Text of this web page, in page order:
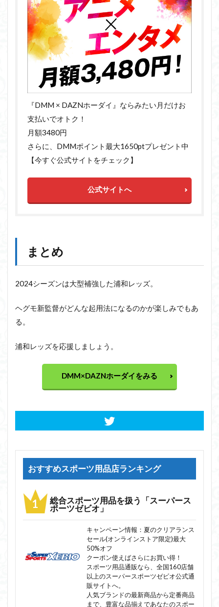
『DMM × DAZNホーダイ』ならみたい月だけお
支払いでオトク！
月額3480円
さらに、DMMポイント最大1650ptプレゼント中
【今すぐ公式サイトをチェック】
公式サイトへ
まとめ
2024シーズンは大型補強した浦和レッズ。
ヘグモ新監督がどんな起用法になるのかが楽しみでもあ
る。
浦和レッズを応援しましょう。
DMM×DAZNホーダイをみる
おすすめスポーツ用品店ランキング
総合スポーツ用品を扱う「スーパース
ポーツゼビオ」
キャンペーン情報：夏のクリアランス
セール(オンラインストア限定)最大
50%オフ
クーポン使えばさらにお買い得！
スポーツ用品通販なら、全国160店舗
以上のスーパースポーツゼビオ公式通
販サイトへ。
人気ブランドの最新商品から定番商品
まで、豊富な品揃えであなたのスポー